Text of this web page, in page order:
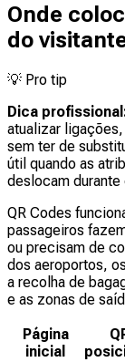
Onde
do
💡 Pro tip
Dica
atualizar
sem ter de
útil quando as
deslocam
QR Codes
passageiros
ou precisam de
dos aeroportos,
a recolha de
e as zonas de
Página
inicial